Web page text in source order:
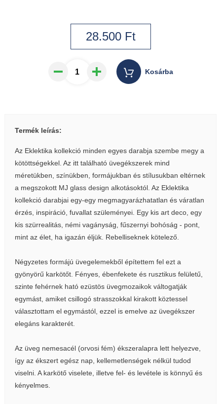
28.500Ft
Kosárba
Termék leírás:
Az Eklektika kollekció minden egyes darabja szembe megy a
kötöttségekkel. Az itt található üvegékszerek mind
méretükben, színükben, formájukban és stílusukban eltérnek
a megszokott MJ glass design alkotásoktól. Az Eklektika
kollekció darabjai egy-egy megmagyarázhatatlan és váratlan
érzés, inspiráció, fuvallat szüleményei. Egy kis art deco, egy
kis szürrealitás, némi vagányság, fűszernyi bohóság - pont,
mint az élet, ha igazán éljük. Rebelliseknek kötelező.
Négyzetes formájú üvegelemekből építettem fel ezt a
gyönyörű karkötőt. Fényes, ébenfekete és rusztikus felületű,
szinte fehérnek ható ezüstös üvegmozaikok váltogatják
egymást, amiket csillogó strasszokkal kirakott köztessel
választottam el egymástól, ezzel is emelve az üvegékszer
elegáns karakterét.
Az üveg nemesacél (orvosi fém) ékszeralapra lett helyezve,
így az ékszert egész nap, kellemetlenségek nélkül tudod
viselni. A karkötő viselete, illetve fel- és levétele is könnyű és
kényelmes.